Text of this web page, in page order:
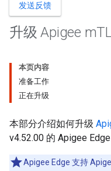
发送反馈
升级 Apigee m
本页内容
准备工作
正在升级
本部分介绍如何升级
v4.52.00 的 Apigee Edge
Apigee Edge 支持